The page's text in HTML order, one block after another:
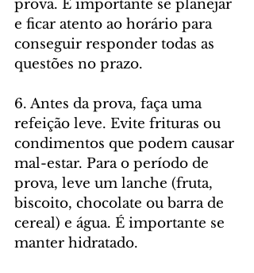
prova. É importante se planejar
e ficar atento ao horário para
conseguir responder todas as
questões no prazo.
6. Antes da prova, faça uma
refeição leve. Evite frituras ou
condimentos que podem causar
mal-estar. Para o período de
prova, leve um lanche (fruta,
biscoito, chocolate ou barra de
cereal) e água. É importante se
manter hidratado.